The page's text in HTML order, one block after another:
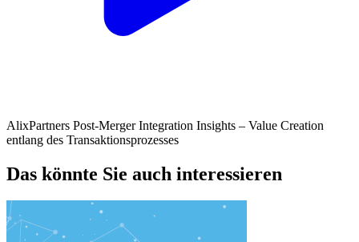
AlixPartners Post-Merger Integration Insights – Value Creation
entlang des Transaktionsprozesses
Das könnte Sie auch interessieren